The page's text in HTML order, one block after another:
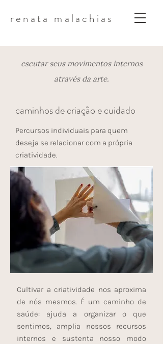
renata malachias
escutar seus movimentos internos
através da arte.
caminhos de criação e cuidado
Percursos individuais para quem
deseja se relacionar com a própria
criatividade.
Cultivar a criatividade nos aproxima
de nós mesmos. É um caminho de
saúde: ajuda a organizar o que
sentimos, amplia nossos recursos
internos e sustenta nosso modo